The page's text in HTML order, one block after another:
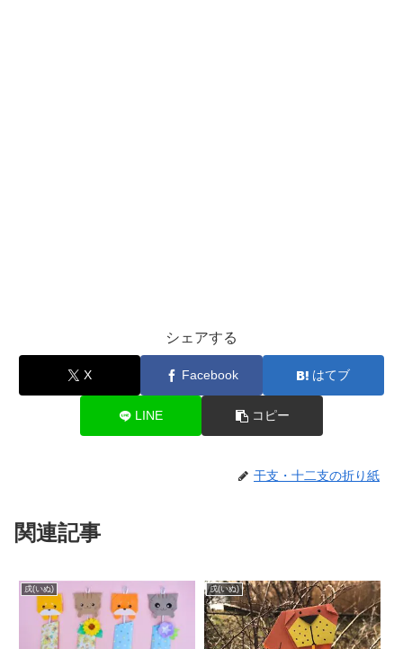
シェアする
X Facebook はてブ
LINE コピー
干支・十二支の折り紙
関連記事
戌(いぬ) 戌(いぬ)